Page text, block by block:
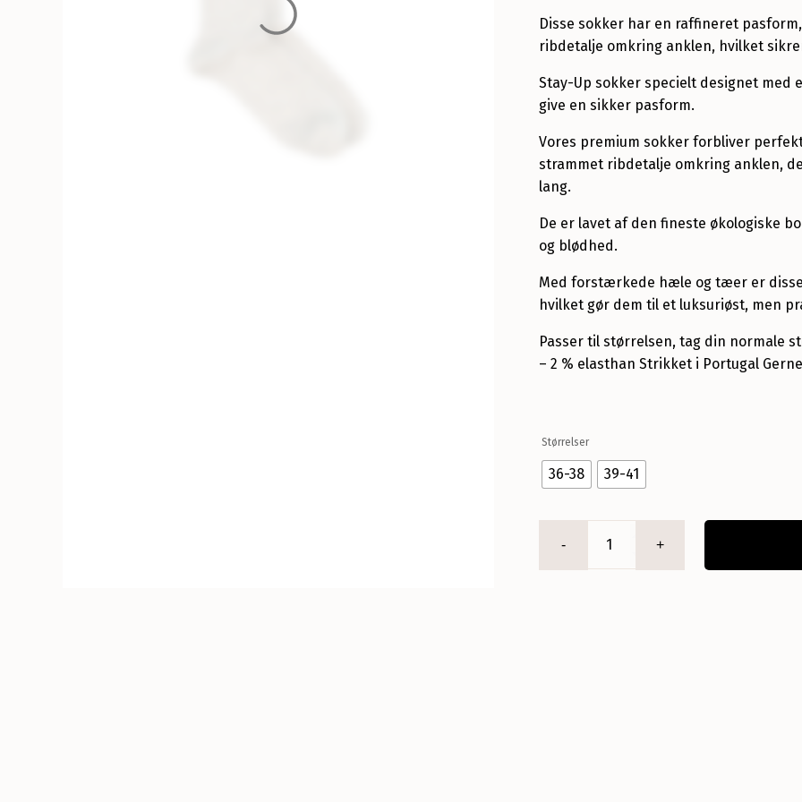
Disse sokker har en raffineret
ribdetalje omkring anklen, hvilket
Stay-Up sokker specielt designet
give en sikker pasform.
Vores premium sokker forbliver
strammet ribdetalje omkring anklen,
lang.
De er lavet af den fineste økologiske
og blødhed.
Med forstærkede hæle og tæer er
hvilket gør dem til et luksuriøst, men
Passer til størrelsen, tag din normale
– 2 % elasthan Strikket i Portugal
Størrelser
36-38 39-41
Supreme
Cotton